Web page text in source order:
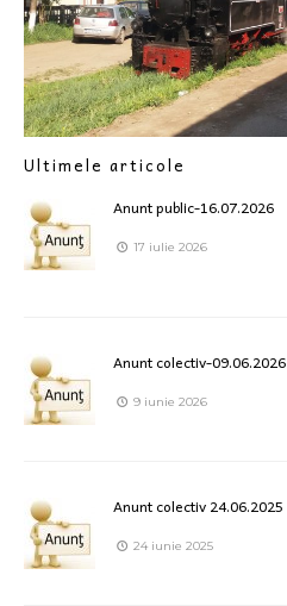
Ultimele articole
Anunt public-16.07.2026
17 iulie 2026
Anunt colectiv-09.06.2026
9 iunie 2026
Anunt colectiv 24.06.2025
24 iunie 2025